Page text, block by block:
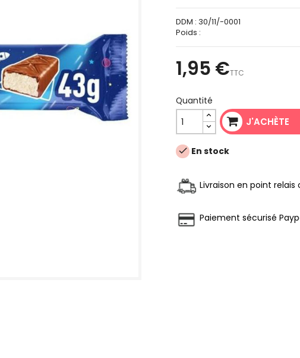
DDM : 30/11/-0001
Poids :
1,95 €TTC
Quantité
J'ACHÈTE
 En stock
Livraison en point
Paiement sécurisé